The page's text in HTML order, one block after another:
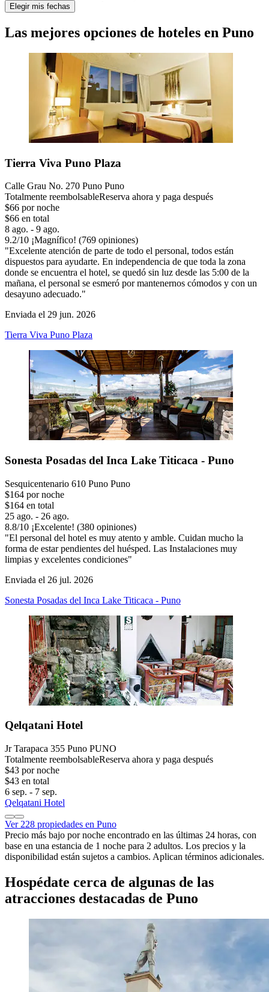
Elegir mis fechas
Las mejores opciones de hoteles en Puno
Tierra Viva Puno Plaza
Calle Grau No. 270 Puno Puno
Totalmente reembolsableReserva ahora y paga después
$66 por noche
$66 en total
8 ago. - 9 ago.
9.2/10 ¡Magnífico! (769 opiniones)
"Excelente atención de parte de todo el personal, todos están
dispuestos para ayudarte. En independencia de que toda la zona
donde se encuentra el hotel, se quedó sin luz desde las 5:00 de la
mañana, el personal se esmeró por mantenernos cómodos y con un
desayuno adecuado."
Enviada el 29 jun. 2026
Tierra Viva Puno Plaza
Sonesta Posadas del Inca Lake Titicaca - Puno
Sesquicentenario 610 Puno Puno
$164 por noche
$164 en total
25 ago. - 26 ago.
8.8/10 ¡Excelente! (380 opiniones)
"El personal del hotel es muy atento y amble. Cuidan mucho la
forma de estar pendientes del huésped. Las Instalaciones muy
limpias y excelentes condiciones"
Enviada el 26 jul. 2026
Sonesta Posadas del Inca Lake Titicaca - Puno
Qelqatani Hotel
Jr Tarapaca 355 Puno PUNO
Totalmente reembolsableReserva ahora y paga después
$43 por noche
$43 en total
6 sep. - 7 sep.
Qelqatani Hotel
Ver 228 propiedades en Puno
Precio más bajo por noche encontrado en las últimas 24 horas, con
base en una estancia de 1 noche para 2 adultos. Los precios y la
disponibilidad están sujetos a cambios. Aplican términos adicionales.
Hospédate cerca de algunas de las
atracciones destacadas de Puno